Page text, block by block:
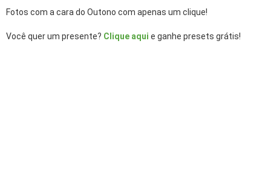
Fotos com a cara do Outono com apenas um clique!
Você quer um presente? Clique aqui e ganhe presets grátis!